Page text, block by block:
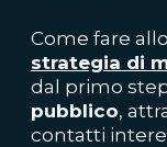
Come fare
strategia di
dal primo
pubblico,
contatti